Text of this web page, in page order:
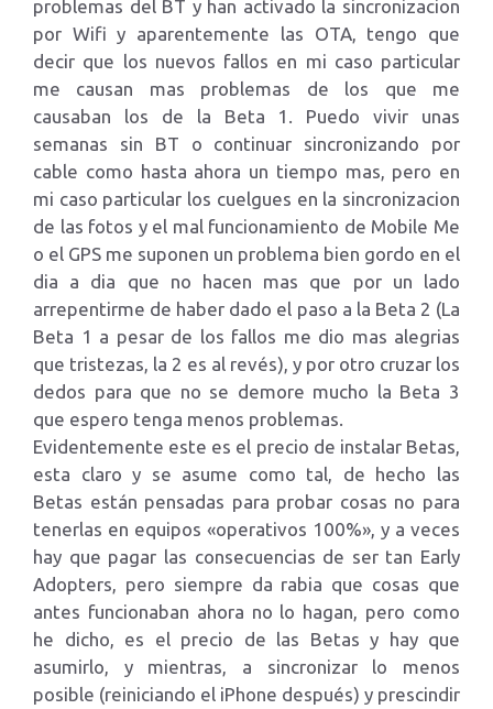
problemas del BT y han activado la sincronizacion
por Wifi y aparentemente las OTA, tengo que
decir que los nuevos fallos en mi caso particular
me causan mas problemas de los que me
causaban los de la Beta 1. Puedo vivir unas
semanas sin BT o continuar sincronizando por
cable como hasta ahora un tiempo mas, pero en
mi caso particular los cuelgues en la sincronizacion
de las fotos y el mal funcionamiento de Mobile Me
o el GPS me suponen un problema bien gordo en el
dia a dia que no hacen mas que por un lado
arrepentirme de haber dado el paso a la Beta 2 (La
Beta 1 a pesar de los fallos me dio mas alegrias
que tristezas, la 2 es al revés), y por otro cruzar los
dedos para que no se demore mucho la Beta 3
que espero tenga menos problemas.
Evidentemente este es el precio de instalar Betas,
esta claro y se asume como tal, de hecho las
Betas están pensadas para probar cosas no para
tenerlas en equipos «operativos 100%», y a veces
hay que pagar las consecuencias de ser tan Early
Adopters, pero siempre da rabia que cosas que
antes funcionaban ahora no lo hagan, pero como
he dicho, es el precio de las Betas y hay que
asumirlo, y mientras, a sincronizar lo menos
posible (reiniciando el iPhone después) y prescindir